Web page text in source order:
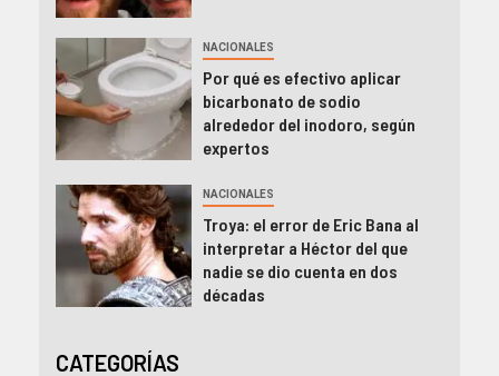
NACIONALES
Por qué es efectivo aplicar
bicarbonato de sodio
alrededor del inodoro, según
expertos
NACIONALES
Troya: el error de Eric Bana al
interpretar a Héctor del que
nadie se dio cuenta en dos
décadas
CATEGORÍAS